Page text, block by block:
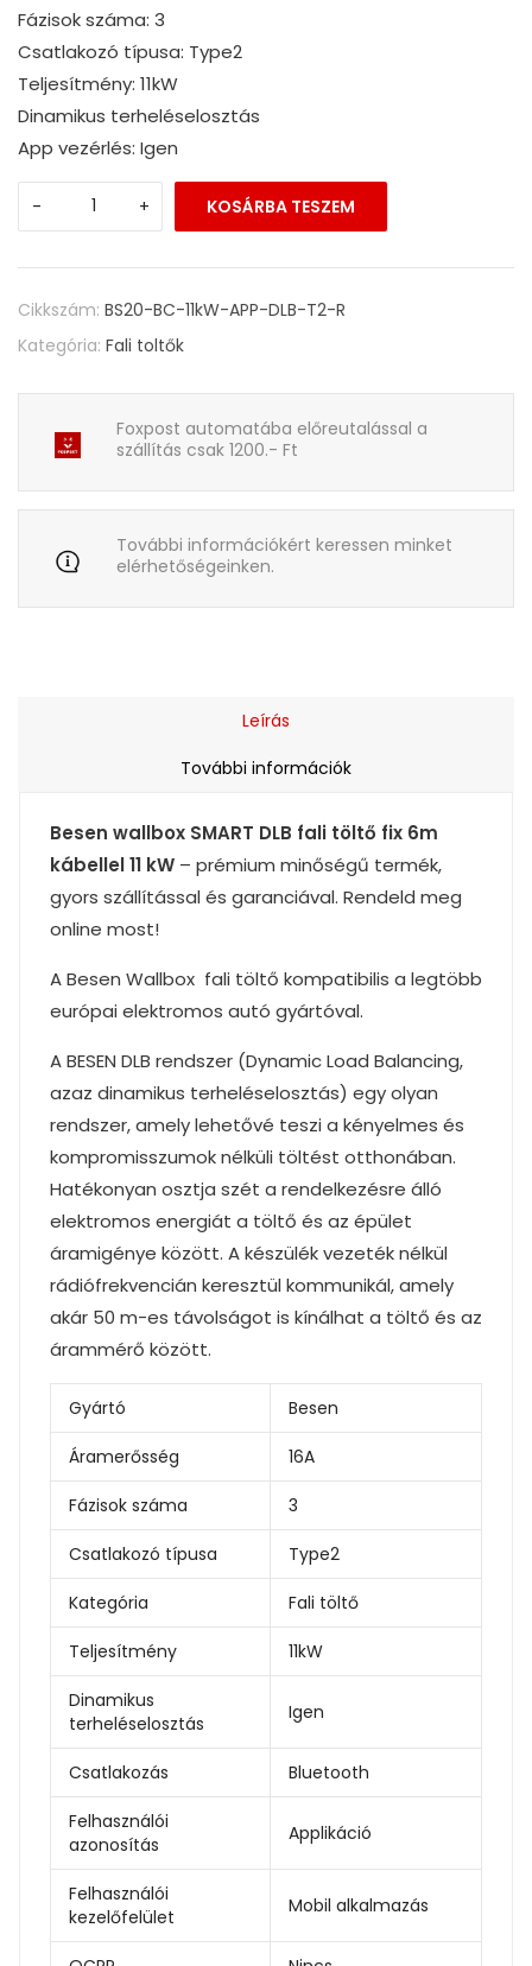
Fázisok száma: 3
Csatlakozó típusa: Type2
Teljesítmény: 11kW
Dinamikus terheléselosztás
App vezérlés: Igen
- + KOSÁRBA TESZEM
Cikkszám: BS20-BC-11kW-APP-DLB-T2-R
Kategória: Fali toltők
Foxpost automatába előreutalással a
szállítás csak 1200.- Ft
További információkért keressen minket
elérhetőségeinken.
Leírás
További információk
Besen wallbox SMART DLB fali töltő fix 6m
kábellel 11 kW – prémium minőségű termék,
gyors szállítással és garanciával. Rendeld meg
online most!
A Besen Wallbox fali töltő kompatibilis a legtöbb
európai elektromos autó gyártóval.
A BESEN DLB rendszer (Dynamic Load Balancing,
azaz dinamikus terheléselosztás) egy olyan
rendszer, amely lehetővé teszi a kényelmes és
kompromisszumok nélküli töltést otthonában.
Hatékonyan osztja szét a rendelkezésre álló
elektromos energiát a töltő és az épület
áramigénye között. A készülék vezeték nélkül
rádiófrekvencián keresztül kommunikál, amely
akár 50 m-es távolságot is kínálhat a töltő és az
árammérő között.
Gyártó Besen
Áramerősség 16A
Fázisok száma 3
Csatlakozó típusa Type2
Kategória Fali töltő
Teljesítmény 11kW
Dinamikus
terheléselosztás
Igen
Csatlakozás Bluetooth
Felhasználói
azonosítás
Applikáció
Felhasználói
kezelőfelület
Mobil alkalmazás